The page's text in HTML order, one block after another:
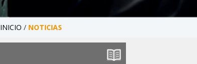
INICIO / NOTICIAS